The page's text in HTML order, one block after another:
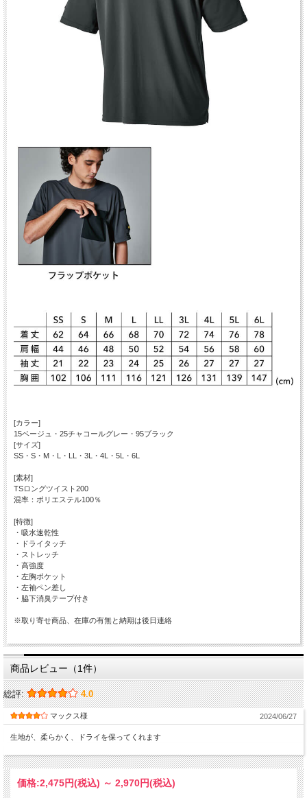
[カラー]
15ベージュ・25チャコールグレー・95ブラック
[サイズ]
SS・S・M・L・LL・3L・4L・5L・6L
[素材]
TSロングツイスト200
混率：ポリエステル100％
[特徴]
・吸水速乾性
・ドライタッチ
・ストレッチ
・高強度
・左胸ポケット
・左袖ペン差し
・脇下消臭テープ付き
※取り寄せ商品、在庫の有無と納期は後日連絡
商品レビュー（1件）
総評: 4.0
マックス様 2024/06/27
生地が、柔らかく、ドライを保ってくれます
価格:2,475円(税込) ～ 2,970円(税込)